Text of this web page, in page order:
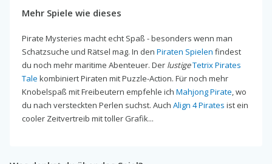
Mehr Spiele wie dieses
Pirate Mysteries macht echt Spaß - besonders wenn man
Schatzsuche und Rätsel mag. In den Piraten Spielen findest
du noch mehr maritime Abenteuer. Der lustigeTetrix Pirates
Tale kombiniert Piraten mit Puzzle-Action. Für noch mehr
Knobelspaß mit Freibeutern empfehle ich Mahjong Pirate, wo
du nach versteckten Perlen suchst. Auch Align 4 Pirates ist ein
cooler Zeitvertreib mit toller Grafik...